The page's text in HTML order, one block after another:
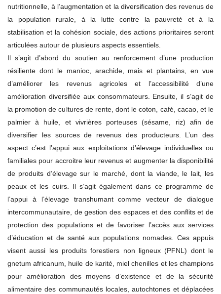
nutritionnelle, à l’augmentation et la diversification des revenus de
la population rurale, à la lutte contre la pauvreté et à la
stabilisation et la cohésion sociale, des actions prioritaires seront
articulées autour de plusieurs aspects essentiels.
Il s’agit d’abord du soutien au renforcement d’une production
résiliente dont le manioc, arachide, mais et plantains, en vue
d’améliorer les revenus agricoles et l’accessibilité d’une
amélioration diversifiée aux consommateurs. Ensuite, il s’agit de
la promotion de cultures de rente, dont le coton, café, cacao, et le
palmier à huile, et vivrières porteuses (sésame, riz) afin de
diversifier les sources de revenus des producteurs. L’un des
aspect c’est l’appui aux exploitations d’élevage individuelles ou
familiales pour accroitre leur revenus et augmenter la disponibilité
de produits d’élevage sur le marché, dont la viande, le lait, les
peaux et les cuirs. Il s’agit également dans ce programme de
l’appui à l’élevage transhumant comme vecteur de dialogue
intercommunautaire, de gestion des espaces et des conflits et de
protection des populations et de favoriser l’accès aux services
d’éducation et de santé aux populations nomades. Ces appuis
visent aussi les produits forestiers non ligneux (PFNL) dont le
gnetum africanum, huile de karité, miel chenilles et les champions
pour amélioration des moyens d’existence et de la sécurité
alimentaire des communautés locales, autochtones et déplacées